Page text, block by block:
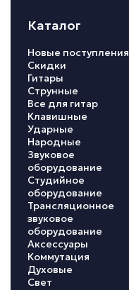
Каталог
Новые поступления
Скидки
Гитары
Струнные
Все для гитар
Клавишные
Ударные
Народные
Звуковое
оборудование
Студийное
оборудование
Трансляционное
звуковое
оборудование
Аксессуары
Коммутация
Духовые
Свет